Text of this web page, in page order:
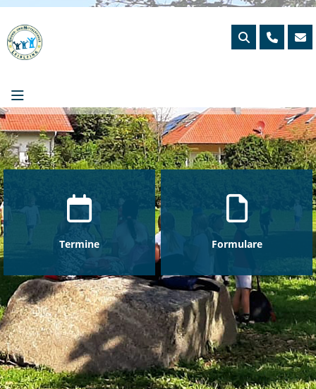
Skip
Termine Formulare